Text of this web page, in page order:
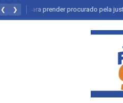
❮ ❯
prender procurado pela justiça